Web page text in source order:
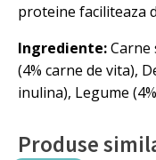
proteine faciliteaza
Ingrediente:Carne
(4% carne de vita),
inulina), Legume
Produse